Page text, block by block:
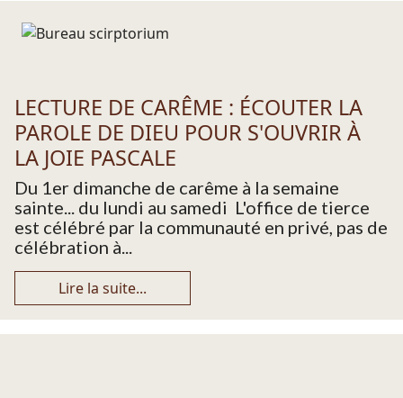
LECTURE DE CARÊME : ÉCOUTER LA
PAROLE DE DIEU POUR S'OUVRIR À
LA JOIE PASCALE
Du 1er dimanche de carême à la semaine
sainte... du lundi au samedi L'office de tierce
est célébré par la communauté en privé, pas de
célébration à...
Lire la suite...